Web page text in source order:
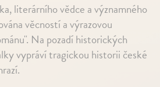
literárního vědce a významného
věcností a výrazovou
Na pozadí historických
vypráví tragickou historii české